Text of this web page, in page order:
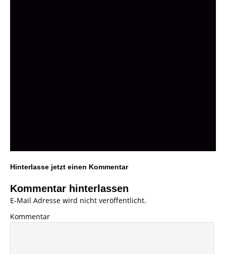
Hinterlasse jetzt einen Kommentar
Kommentar hinterlassen
E-Mail Adresse wird nicht veröffentlicht.
Kommentar